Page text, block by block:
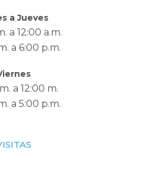
a Jueves
a 12:00 a.m.
a 6:00 p.m.
a 12:00 m.
a 5:00 p.m.